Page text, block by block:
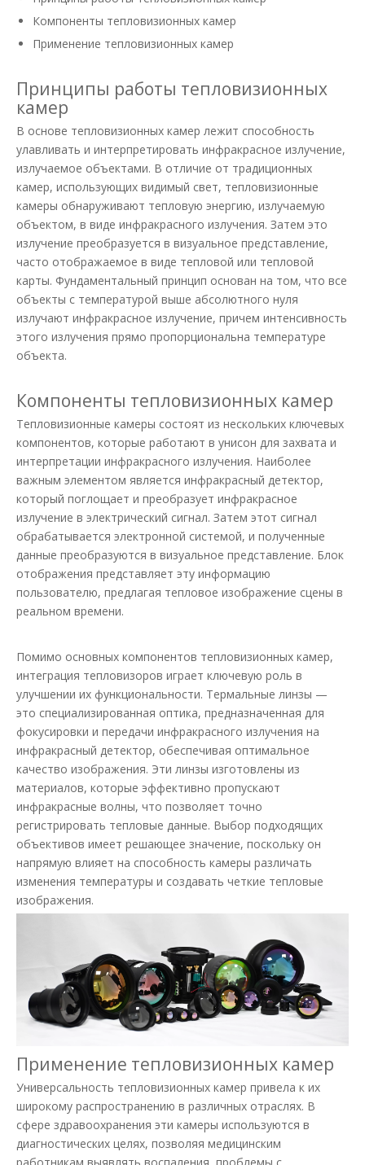
Компоненты тепловизионных камер
Применение тепловизионных камер
Принципы работы тепловизионных
камер
В основе тепловизионных камер лежит способность
улавливать и интерпретировать инфракрасное излучение,
излучаемое объектами. В отличие от традиционных
камер, использующих видимый свет, тепловизионные
камеры обнаруживают тепловую энергию, излучаемую
объектом, в виде инфракрасного излучения. Затем это
излучение преобразуется в визуальное представление,
часто отображаемое в виде тепловой или тепловой
карты. Фундаментальный принцип основан на том, что все
объекты с температурой выше абсолютного нуля
излучают инфракрасное излучение, причем интенсивность
этого излучения прямо пропорциональна температуре
объекта.
Компоненты тепловизионных камер
Тепловизионные камеры состоят из нескольких ключевых
компонентов, которые работают в унисон для захвата и
интерпретации инфракрасного излучения. Наиболее
важным элементом является инфракрасный детектор,
который поглощает и преобразует инфракрасное
излучение в электрический сигнал. Затем этот сигнал
обрабатывается электронной системой, и полученные
данные преобразуются в визуальное представление. Блок
отображения представляет эту информацию
пользователю, предлагая тепловое изображение сцены в
реальном времени.
Помимо основных компонентов тепловизионных камер,
интеграция тепловизоров играет ключевую роль в
улучшении их функциональности. Термальные линзы —
это специализированная оптика, предназначенная для
фокусировки и передачи инфракрасного излучения на
инфракрасный детектор, обеспечивая оптимальное
качество изображения. Эти линзы изготовлены из
материалов, которые эффективно пропускают
инфракрасные волны, что позволяет точно
регистрировать тепловые данные. Выбор подходящих
объективов имеет решающее значение, поскольку он
напрямую влияет на способность камеры различать
изменения температуры и создавать четкие тепловые
изображения.
Применение тепловизионных камер
Универсальность тепловизионных камер привела к их
широкому распространению в различных отраслях. В
сфере здравоохранения эти камеры используются в
диагностических целях, позволяя медицинским